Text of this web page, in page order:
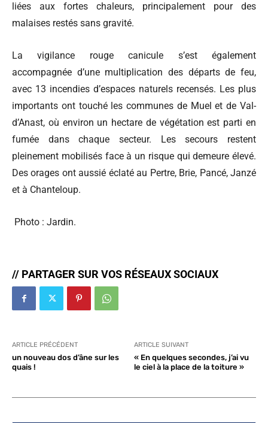
liées aux fortes chaleurs, principalement pour des
malaises restés sans gravité.
La vigilance rouge canicule s’est également
accompagnée d’une multiplication des départs de feu,
avec 13 incendies d’espaces naturels recensés. Les plus
importants ont touché les communes de Muel et de Val-
d’Anast, où environ un hectare de végétation est parti en
fumée dans chaque secteur. Les secours restent
pleinement mobilisés face à un risque qui demeure élevé.
Des orages ont aussié éclaté au Pertre, Brie, Pancé, Janzé
et à Chanteloup.
Photo : Jardin.
// PARTAGER SUR VOS RÉSEAUX SOCIAUX
ARTICLE PRÉCÉDENT
un nouveau dos d’âne sur les
quais !
ARTICLE SUIVANT
« En quelques secondes, j’ai vu
le ciel à la place de la toiture »